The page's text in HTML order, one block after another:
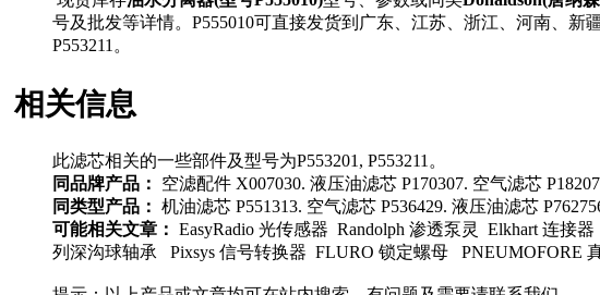
号及批发等详情。P555010可直接发货到广东、江苏、浙江、河南、
P553211。
相关信息
此滤芯相关的一些部件及型号为P553201, P553211。
同品牌产品：
空滤配件 X007030. 液压油滤芯 P170307. 空气滤芯
同类型产品： 机油滤芯 P551313. 空气滤芯 P536429. 液压油滤芯
可能相关文章： EasyRadio 光传感器 Randolph 渗透泵灵 Elkhart 连接
列深沟球轴承 Pixsys 信号转换器 FLURO 锁定螺母 PNEUMOFORE